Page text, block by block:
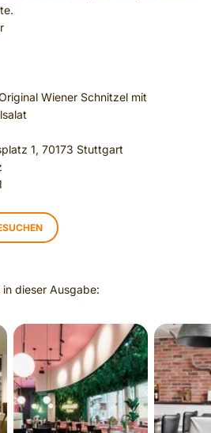
Wiener Schnitzel mit
1, 70173 Stuttgart